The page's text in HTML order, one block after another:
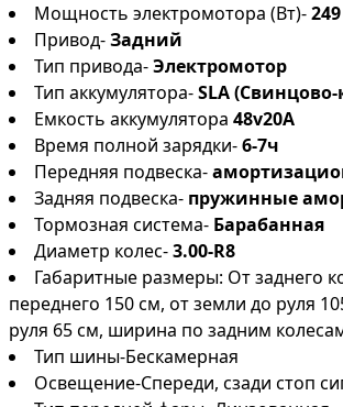
Мощность электромотора (Вт)-249
Привод-Задний
Тип привода-Электромотор
Тип аккумулятора-SLA
Емкость аккумулятора 48v20A
Время полной зарядки-6-7ч
Передняя подвеска-
Задняя подвеска- пружинные
Тормозная система- Барабанная
Диаметр колес-3.00-R8
Габаритные размеры: От заднего
переднего 150 см, от земли до руля
руля 65 см, ширина по задним
Тип шины-Бескамерная
Освещение-Спереди, сзади стоп